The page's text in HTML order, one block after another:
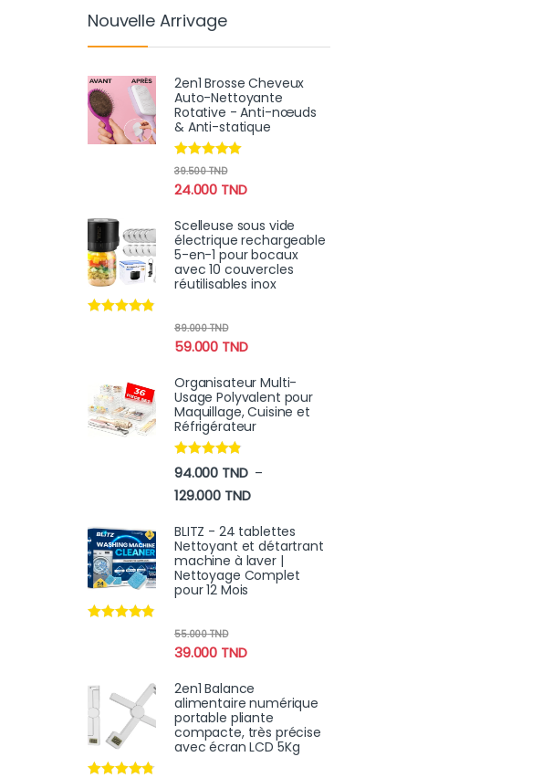
Nouvelle Arrivage
2en1 Brosse Cheveux
Auto-Nettoyante
Rotative - Anti-nœuds
& Anti-statique
Note4.78
24.000 TND
39.500TND
Scelleuse sous vide
électrique rechargeable
5-en-1 pour bocaux
avec 10 couvercles
réutilisables inox
59.000 TND
89.000TND
Organisateur Multi-
Usage Polyvalent pour
Maquillage, Cuisine et
Réfrigérateur
Note4.70
sur 5
94.000 TND –
129.000 TNDPlage de prix : 94.000 TND à 129.000 TND
BLITZ - 24 tablettes
Nettoyant et détartrant
machine à laver |
Nettoyage Complet
pour 12 Mois
39.000 TND
55.000TND
2en1 Balance
alimentaire numérique
portable pliante
compacte, très précise
avec écran LCD 5Kg